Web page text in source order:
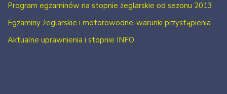
Program egzaminów na stopnie żeglarskie od sezonu 2013
Egzaminy żeglarskie i motorowodne-warunki przystąpienia
Aktualne uprawnienia i stopnie INFO